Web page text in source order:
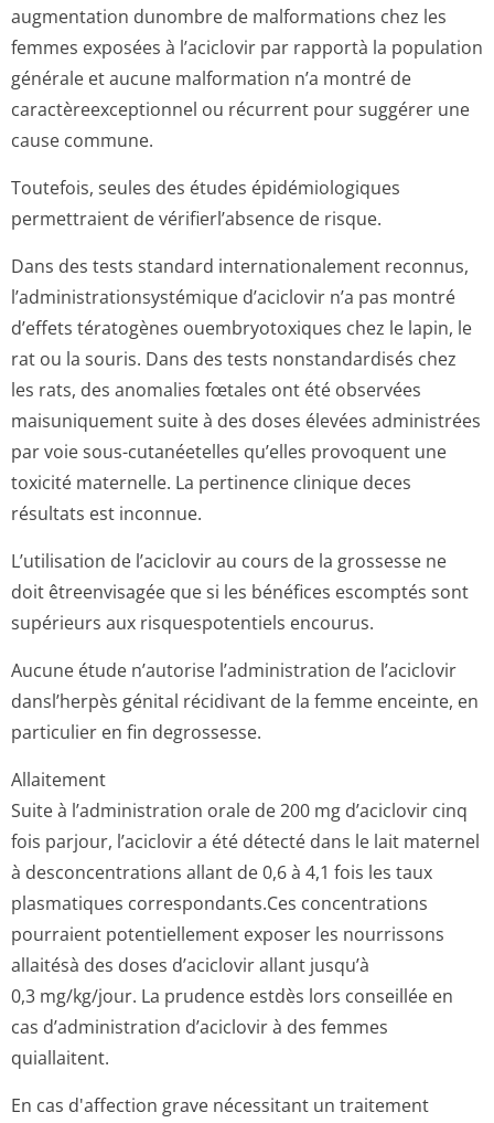
augmentation dunombre de malformations chez les
femmes exposées à l’aciclovir par rapportà la population
générale et aucune malformation n’a montré de
caractèreexcep­tionnel ou récurrent pour suggérer une
cause commune.
Toutefois, seules des études épidémiologiques
permettraient de vérifierl’absence de risque.
Dans des tests standard internationalement reconnus,
l’administrati­onsystémique d’aciclovir n’a pas montré
d’effets tératogènes ouembryotoxiques chez le lapin, le
rat ou la souris. Dans des tests nonstandardisés chez
les rats, des anomalies fœtales ont été observées
maisuniquement suite à des doses élevées administrées
par voie sous-cutanéetelles qu’elles provoquent une
toxicité maternelle. La pertinence clinique deces
résultats est inconnue.
L’utilisation de l’aciclovir au cours de la grossesse ne
doit êtreenvisagée que si les bénéfices escomptés sont
supérieurs aux risquespotentiels encourus.
Aucune étude n’autorise l’administration de l’aciclovir
dansl’herpès génital récidivant de la femme enceinte, en
particulier en fin degrossesse.
Allaitement
Suite à l’administration orale de 200 mg d’aciclovir cinq
fois parjour, l’aciclovir a été détecté dans le lait maternel
à desconcentrations allant de 0,6 à 4,1 fois les taux
plasmatiques correspondants.Ces concentrations
pourraient potentiellement exposer les nourrissons
allaitésà des doses d’aciclovir allant jusqu’à
0,3 mg/kg/jour. La prudence estdès lors conseillée en
cas d’administration d’aciclovir à des femmes
quiallaitent.
En cas d'affection grave nécessitant un traitement